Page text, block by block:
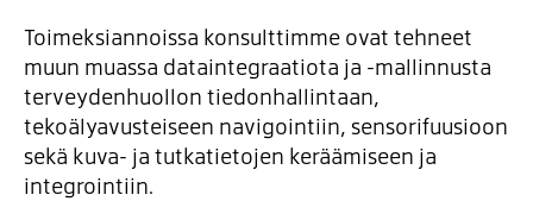
Toimeksiannoissa konsulttimme ovat tehneet
muun muassa dataintegraatiota ja -mallinnusta
terveydenhuollon tiedonhallintaan,
tekoälyavusteiseen navigointiin, sensorifuusioon
sekä kuva- ja tutkatietojen keräämiseen ja
integrointiin.